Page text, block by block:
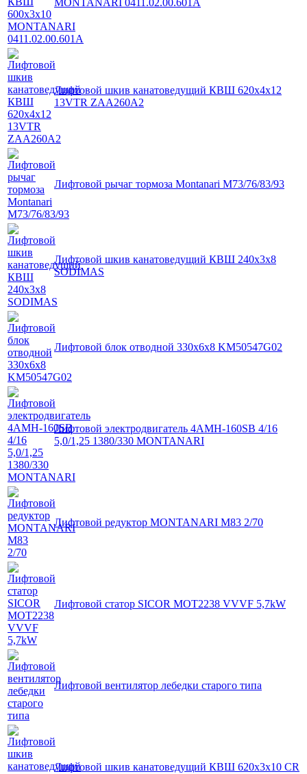
MONTANARI 0411.02.00.601А
Лифтовой шкив канатоведущий КВШ 620х4х12
13VTR ZAA260A2
Лифтовой рычаг тормоза Montanari М73/76/83/93
Лифтовой шкив канатоведущий КВШ 240х3х8
SODIMAS
Лифтовой блок отводной 330х6х8 KM50547G02
Лифтовой электродвигатель 4АМН-160SB 4/16
5,0/1,25 1380/330 MONTANARI
Лифтовой редуктор MONTANARI M83 2/70
Лифтовой статор SICOR MOT2238 VVVF 5,7kW
Лифтовой вентилятор лебедки старого типа
Лифтовой шкив канатоведущий КВШ 620х3х10 CR